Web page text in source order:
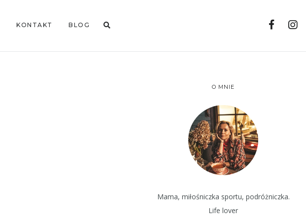
KONTAKT BLOG
O MNIE
Mama, miłośniczka sportu, podróżniczka.
Life lover